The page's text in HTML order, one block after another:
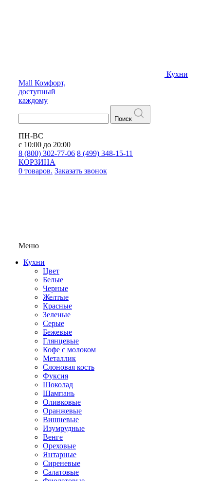
Кухни
Mall Комфорт,
доступный
каждому
Поиск
ПН-ВС
с 10:00 до 20:00
8 (800) 302-77-06 8 (499) 348-15-11
КОРЗИНА
0 товаров. Заказать звонок
Меню
Кухни
Цвет
Белые
Черные
Желтые
Красные
Зеленые
Серые
Бежевые
Глянцевые
Кофе с молоком
Металлик
Слоновая кость
Фуксия
Шоколад
Шампань
Оливковые
Оранжевые
Вишневые
Изумрудные
Венге
Ореховые
Янтарные
Сиреневые
Салатовые